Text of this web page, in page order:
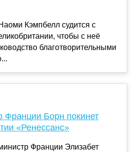
Кэмпбелл судится с
чтобы с неё
благотворительными
Борн покинет
«Ренессанс»
Франции Элизабет